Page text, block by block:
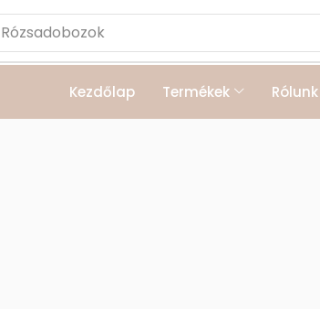
Rózsadobozok
Kezdőlap Termékek Rólunk